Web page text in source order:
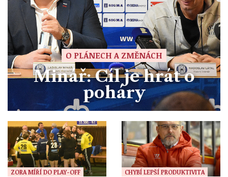
O PLÁNECH A ZMĚNÁCH
Minář: Cíl je hrát o
poháry
ZORA MÍŘÍ DO PLAY-OFF CHYBÍ LEPŠÍ PRODUKTIVITA